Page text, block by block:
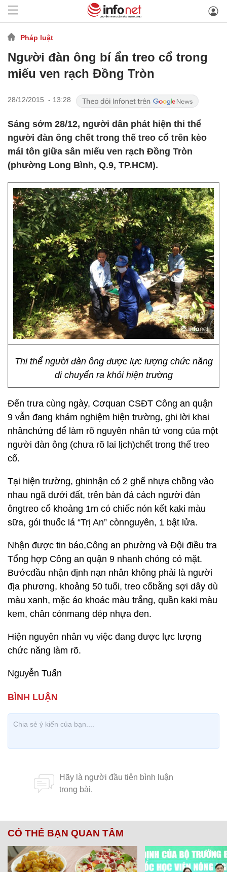
Pháp luật
Người đàn ông bí ẩn treo cổ trong
miếu ven rạch Đồng Tròn
28/12/2015 - 13:28
Sáng sớm 28/12, người dân phát hiện thi thể
người đàn ông chết trong thế treo cổ trên kèo
mái tôn giữa sân miếu ven rạch Đồng Tròn
(phường Long Bình, Q.9, TP.HCM).
Thi thể người đàn ông được lực lượng chức năng
di chuyển ra khỏi hiện trường
Đến trưa cùng ngày, Cơquan CSĐT Công an quận
9 vẫn đang khám nghiệm hiện trường, ghi lời khai
nhânchứng để làm rõ nguyên nhân tử vong của một
người đàn ông (chưa rõ lai lịch)chết trong thế treo
cổ.
Tại hiện trường, ghinhận có 2 ghế nhựa chồng vào
nhau ngã dưới đất, trên bàn đá cách người đàn
ôngtreo cổ khoảng 1m có chiếc nón kết kaki màu
sữa, gói thuốc lá “Trị An” cònnguyên, 1 bật lửa.
Nhận được tin báo,Công an phường và Đội điều tra
Tổng hợp Công an quận 9 nhanh chóng có mặt.
Bướcđầu nhận định nạn nhân không phải là người
địa phương, khoảng 50 tuổi, treo cổbằng sợi dây dù
màu xanh, mặc áo khoác màu trắng, quần kaki màu
kem, chân cònmang dép nhựa đen.
Hiện nguyên nhân vụ việc đang được lực lượng
chức năng làm rõ.
Nguyễn Tuấn
CÓ THỂ BẠN QUAN TÂM